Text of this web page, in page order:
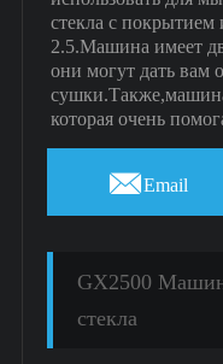
стекла с покрытием
2.5.Машина имеет
они могут дать вам
которая очень
Email
GX2500
стекла